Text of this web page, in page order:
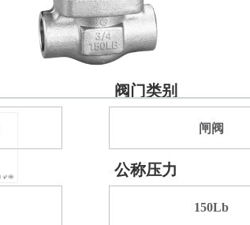
阀门类别
闸阀
公称压力
150Lb